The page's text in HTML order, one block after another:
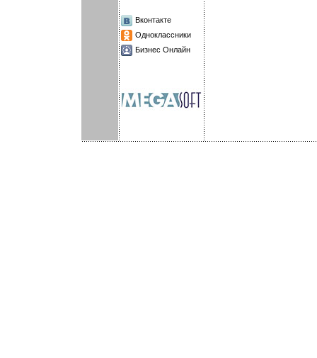
Вконтакте
Одноклассники
Бизнес Онлайн